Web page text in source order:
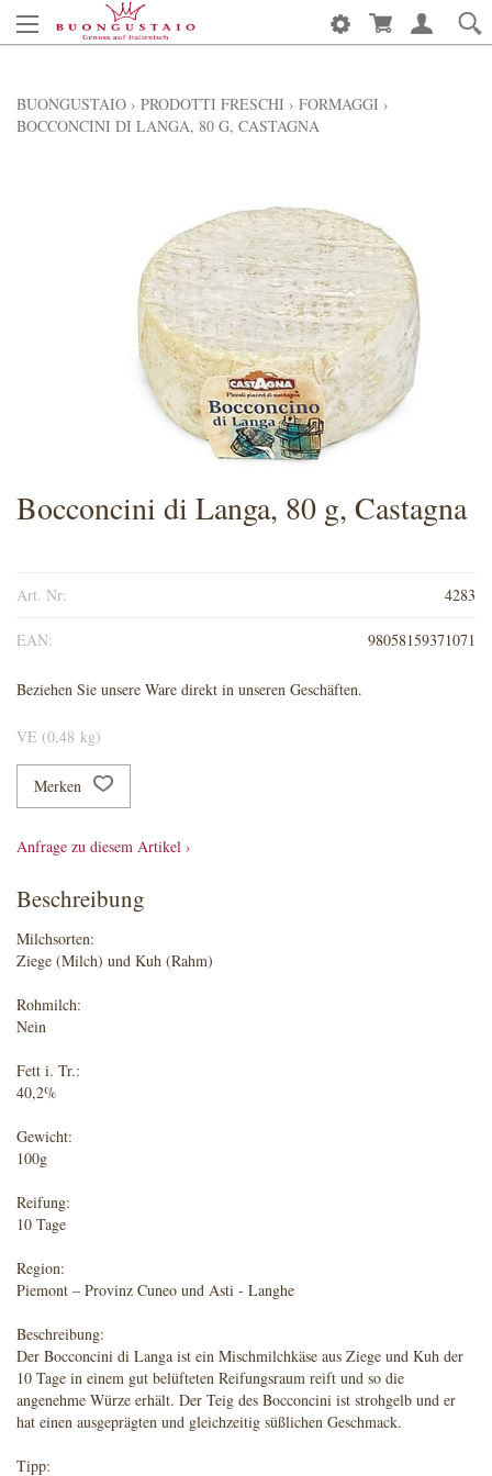
BUONGUSTAIO › PRODOTTI FRESCHI › FORMAGGI ›
BOCCONCINI DI LANGA, 80 G, CASTAGNA
Bocconcini di Langa, 80 g, Castagna
Art. Nr: 4283
EAN: 98058159371071
Beziehen Sie unsere Ware direkt in unseren Geschäften.
VE (0,48 kg)
Merken
Anfrage zu diesem Artikel ›
Beschreibung
Milchsorten:
Ziege (Milch) und Kuh (Rahm)
Rohmilch:
Nein
Fett i. Tr.:
40,2%
Gewicht:
100g
Reifung:
10 Tage
Region:
Piemont – Provinz Cuneo und Asti - Langhe
Beschreibung:
Der Bocconcini di Langa ist ein Mischmilchkäse aus Ziege und Kuh der
10 Tage in einem gut belüfteten Reifungsraum reift und so die
angenehme Würze erhält. Der Teig des Bocconcini ist strohgelb und er
hat einen ausgeprägten und gleichzeitig süßlichen Geschmack.
Tipp: